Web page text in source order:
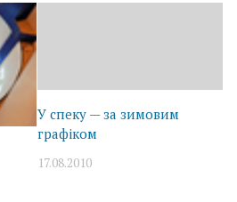
У спеку — за зимовим
графіком
17.08.2010